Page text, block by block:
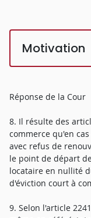
Motivation
Réponse de la Cour
8. Il résulte des
commerce qu'en
avec refus de
le point de départ
locataire en nullité
d'éviction court à
9. Selon l'article